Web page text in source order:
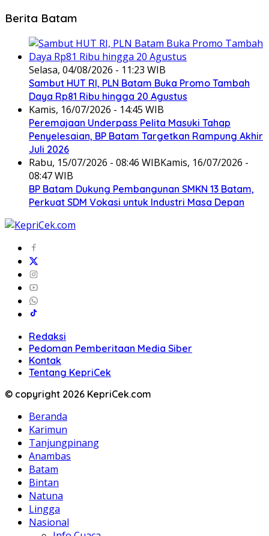
Berita Batam
Selasa, 04/08/2026 - 11:23 WIB
Sambut HUT RI, PLN Batam Buka Promo Tambah
Daya Rp81 Ribu hingga 20 Agustus
Kamis, 16/07/2026 - 14:45 WIB
Peremajaan Underpass Pelita Masuki Tahap
Penyelesaian, BP Batam Targetkan Rampung Akhir
Juli 2026
Rabu, 15/07/2026 - 08:46 WIBKamis, 16/07/2026 -
08:47 WIB
BP Batam Dukung Pembangunan SMKN 13 Batam,
Perkuat SDM Vokasi untuk Industri Masa Depan
Redaksi
Pedoman Pemberitaan Media Siber
Kontak
Tentang KepriCek
© copyright 2026 KepriCek.com
Beranda
Karimun
Tanjungpinang
Anambas
Batam
Bintan
Natuna
Lingga
Nasional